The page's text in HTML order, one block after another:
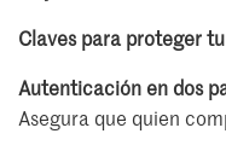
Claves para proteger
Autenticación en dos
Asegura que quien